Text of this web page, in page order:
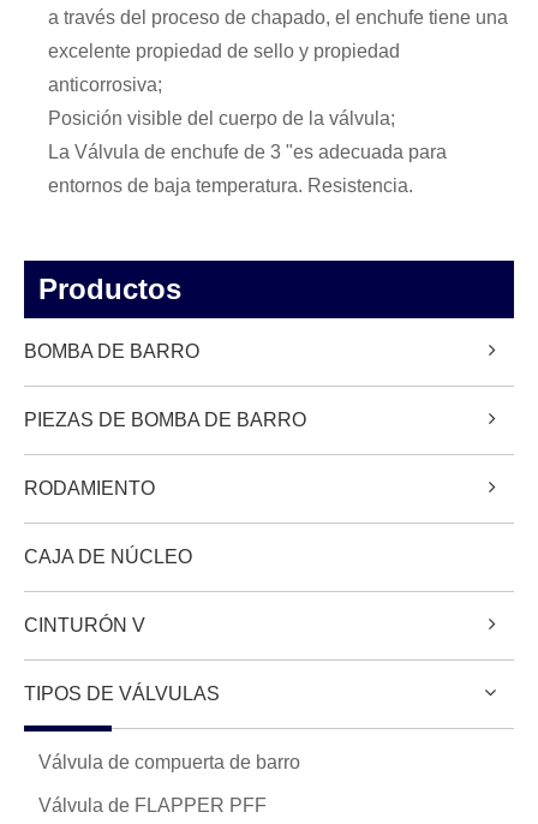
a través del proceso de chapado, el enchufe tiene una
excelente propiedad de sello y propiedad
anticorrosiva;
Posición visible del cuerpo de la válvula;
La Válvula de enchufe de 3 "es adecuada para
entornos de baja temperatura. Resistencia.
Productos
BOMBA DE BARRO
PIEZAS DE BOMBA DE BARRO
RODAMIENTO
CAJA DE NÚCLEO
CINTURÓN V
TIPOS DE VÁLVULAS
Válvula de compuerta de barro
Válvula de FLAPPER PFF